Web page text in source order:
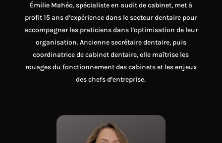
Émilie Mahéo, spécialiste en audit de cabinet, met à
profit 15 ans d’expérience dans le secteur dentaire pour
accompagner les praticiens dans l’optimisation de leur
organisation. Ancienne secrétaire dentaire, puis
coordinatrice de cabinet dentaire, elle maîtrise les
rouages du fonctionnement des cabinets et les enjeux
des chefs d’entreprise.